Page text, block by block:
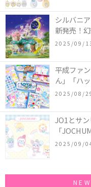
シルバニ
新発売！
などの装
2025/09/
平成ファ
ん」「ハ
どの「カ
2025/08/
JO1とサ
「
ザインシ
2025/09/